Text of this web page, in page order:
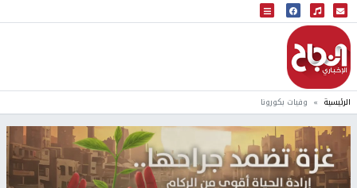
البث المباشر
إذاعة النجاح
الرئيسية وفيات بكورونا